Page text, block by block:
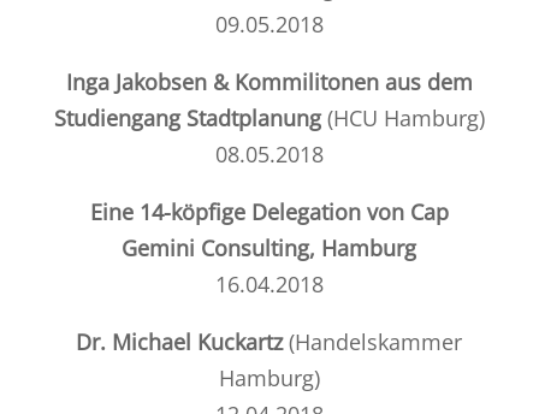
09.05.2018
Inga Jakobsen & Kommilitonen aus dem
Studiengang Stadtplanung(HCU Hamburg)
08.05.2018
Eine 14-köpfige Delegation von Cap
Gemini Consulting, Hamburg
16.04.2018
Dr. Michael Kuckartz(Handelskammer
Hamburg)